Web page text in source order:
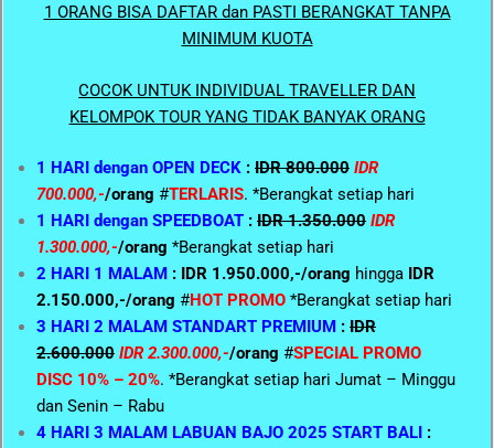
1 ORANG BISA DAFTAR dan PASTI BERANGKAT TANPA
MINIMUM KUOTA
COCOK UNTUK INDIVIDUAL TRAVELLER DAN
KELOMPOK TOUR YANG TIDAK BANYAK ORANG
1 HARI dengan OPEN DECK : IDR 800.000 IDR
700.000,-/orang #TERLARIS. *Berangkat setiap hari
1 HARI dengan SPEEDBOAT : IDR 1.350.000 IDR
1.300.000,-/orang *Berangkat setiap hari
2 HARI 1 MALAM : IDR 1.950.000,-/orang hingga IDR
2.150.000,-/orang #HOT PROMO *Berangkat setiap hari
3 HARI 2 MALAM STANDART PREMIUM : IDR
2.600.000 IDR 2.300.000,-/orang #SPECIAL PROMO
DISC 10% – 20%. *Berangkat setiap hari Jumat – Minggu
dan Senin – Rabu
4 HARI 3 MALAM LABUAN BAJO 2025 START BALI :